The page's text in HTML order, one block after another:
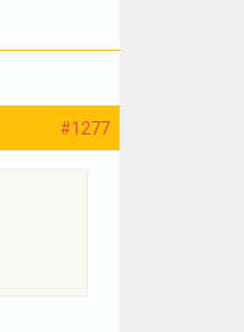
#1277